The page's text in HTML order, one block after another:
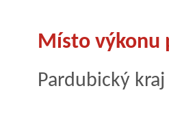
Místo výkonu
Pardubický kraj